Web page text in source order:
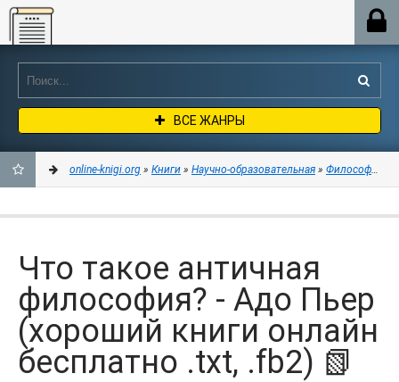
Online-knigi.org
ВСЕ ЖАНРЫ
ЗАКЛАДКИ
online-knigi.org » Книги » Научно-образовательная » Философия
Что такое античная
философия? - Адо Пьер
(хороший книги онлайн
бесплатно .txt, .fb2) 📗